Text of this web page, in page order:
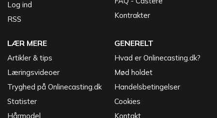
Log ind
RSS
Kontrakter
LÆR MERE
Artikler & tips
Læringsvideoer
Tryghed på Onlinecasting.dk
Statister
Hårmodel
GENERELT
Hvad er Onlinecasting.dk?
Mød holdet
Handelsbetingelser
Cookies
Kontakt